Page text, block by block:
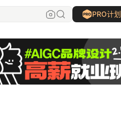
PRO计划